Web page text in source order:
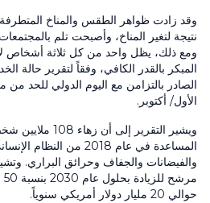
وقد زادت ظواهر الطقس والمناخ المتطرفة
نتيجة لتغير المناخ، وأصبحت تلم
ومع ذلك، يظل واحد من كل ثلاثة أشخاص لا
المبكر بالقدر الكافي، وفقاً لتقرير حالة
الصادر بالتزامن مع اليوم الدولي للحد
الأول/ أكتوبر.
ويشير التقرير إلى أن زهاء 108 ملايين
المساعدة في عام 2018 من النظام
والفيضانات والجفاف وحرائق البراري.
مرشح للزيادة بحلول عام 2030 بنسبة 50
حوالي 20 مليار دولار أمريكي سنوياً.